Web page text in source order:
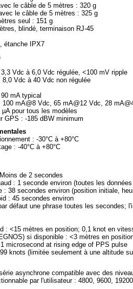
le câble de 5 mètres : 320 g
le câble de 5 mètres : 325 g
seul : 151 g
blindé, terminaison RJ-45
étanche IPX7
Vdc à 6,0 Vdc régulée, <100 mV ripple
Vdc à 40 Vdc non régulée
mA typical
mA@8 Vdc, 65 mA@12 Vdc, 28
pour tous les modèles
GPS : -185 dBW minimum
: -30°C à +80°C
: -40°C à +80°C
de 2 secondes
: 1 seconde environ (toutes les
: 38 secondes environ (position initiale,
: 45 secondes environ
défaut une phrase toutes les secondes;
: <15 mètres en position; 0,1 knot en
si disponible : <3 mètres en
microsecond at rising edge of PPS pulse
knots (limitée seulement à une altitude
asynchrone compatible avec des
par l'utilisateur : 4800, 9600,